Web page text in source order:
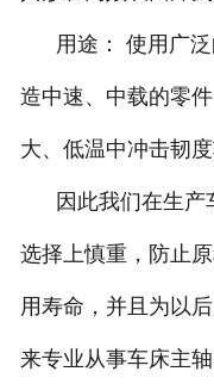
用途： 使用广泛
造中速、中载的零
大、低温中冲击韧
因此我们在生产
选择上慎重，防止
用寿命，并且为以
来专业从事车床主